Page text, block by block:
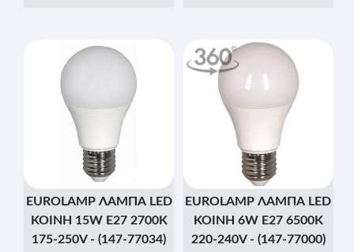
EUROLAMP ΛΑΜΠΑ LED
ΚΟΙΝΗ 15W Ε27 2700K
175-250V - (147-77034)
EUROLAMP ΛΑΜΠΑ LED
ΚΟΙΝΗ 6W Ε27 6500K
220-240V - (147-77000)